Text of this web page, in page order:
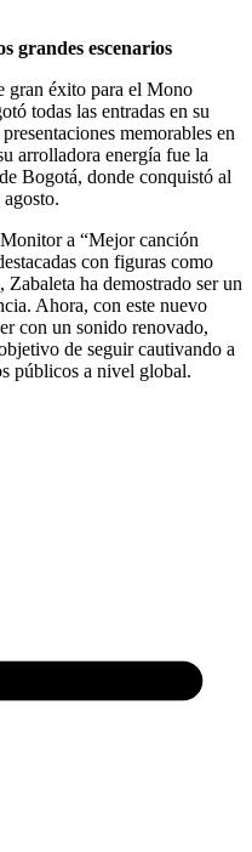
grandes escenarios
gran éxito para el Mono
todas las entradas en su
memorables en
arrolladora energía fue la
Bogotá, donde conquistó al
a “Mejor canción
con figuras como
ha demostrado ser un
Ahora, con este nuevo
con un sonido renovado,
de seguir cautivando a
públicos a nivel global.